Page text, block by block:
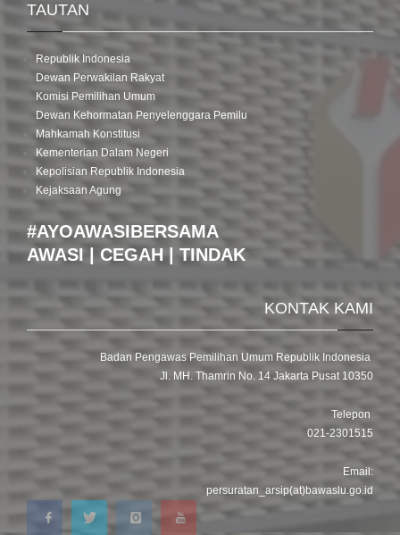
TAUTAN
Republik Indonesia
Dewan Perwakilan Rakyat
Komisi Pemilihan Umum
Dewan Kehormatan Penyelenggara Pemilu
Mahkamah Konstitusi
Kementerian Dalam Negeri
Kepolisian Republik Indonesia
Kejaksaan Agung
#AYOAWASIBERSAMA
AWASI | CEGAH | TINDAK
KONTAK KAMI
Badan Pengawas Pemilihan Umum Republik Indonesia
Jl. MH. Thamrin No. 14 Jakarta Pusat 10350
Telepon
021-2301515
Email:
persuratan_arsip(at)bawaslu.go.id